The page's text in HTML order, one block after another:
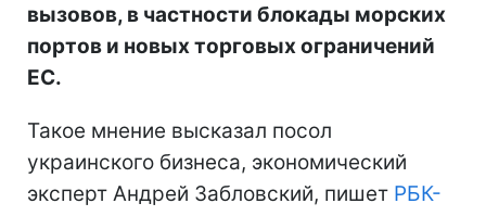
вызовов, в частности блокады морских
портов и новых торговых ограничений
ЕС.
Такое мнение высказал посол
украинского бизнеса, экономический
эксперт Андрей Забловский, пишет РБК-